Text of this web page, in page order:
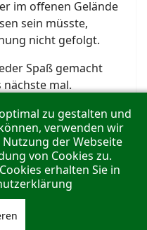
im offenen Gelände
sein müsste,
nicht gefolgt.
Spaß gemacht
mal.
zu gestalten und
verwenden wir
der Webseite
von Cookies zu.
erhalten Sie in